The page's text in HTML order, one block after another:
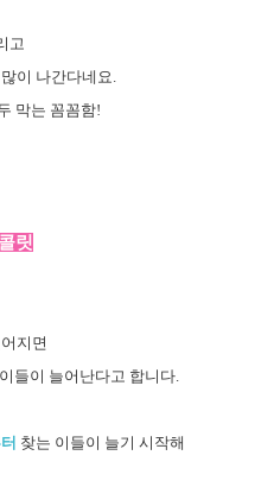
고
이 나간다네요.
막는 꼼꼼함!
릿
지면
들이 늘어난다고 합니다.
찾는 이들이 늘기 시작해